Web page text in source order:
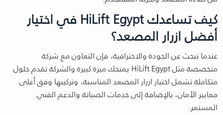
كيف تساعدك HiLift Egypt في اختيار
أفضل ازرار المصعد؟
عندما تبحث عن الجودة والاحترافية، فإن التعاون مع شركة
متخصصة مثل HiLift Egypt يمنحك ميزة كبيرة والشركة تقدم حلول
متكاملة تشمل اختيار ازرار المصعد المناسبة، وتركيبها وفق أعلى
معايير الأمان، بالإضافة إلى خدمات الصيانة والدعم الفني
المستمر.